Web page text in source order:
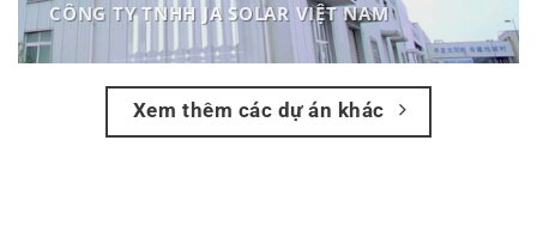
CÔNG TY TNHH JA SOLAR VIỆT NAM
Xem thêm các dự án khác